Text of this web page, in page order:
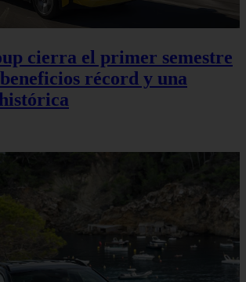
cierra el primer semestre
récord y una